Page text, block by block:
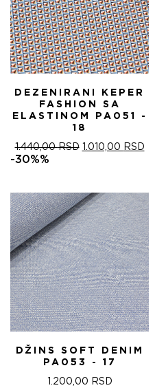
DEZENIRANI KEPER
FASHION SA
ELASTINOM PA051 -
18
1.440,00RSD ОРИГИНАЛНА
1.440,00 RSD.
1.010,00 RSD
-30%%
DŽINS SOFT DENIM
PA053 - 17
1.200,00 RSD